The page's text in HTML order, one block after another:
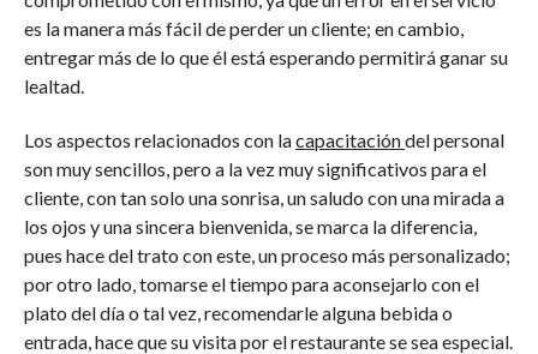
es la manera más fácil de perder un cliente; en cambio,
entregar más de lo que él está esperando permitirá ganar su
lealtad.
Los aspectos relacionados con lacapacitacióndel personal
son muy sencillos, pero a la vez muy significativos para el
cliente, con tan solo una sonrisa, un saludo con una mirada a
los ojos y una sincera bienvenida, se marca la diferencia,
pues hace del trato con este, un proceso más personalizado;
por otro lado, tomarse el tiempo para aconsejarlo con el
plato del día o tal vez, recomendarle alguna bebida o
entrada, hace que su visita por el restaurante se sea especial.